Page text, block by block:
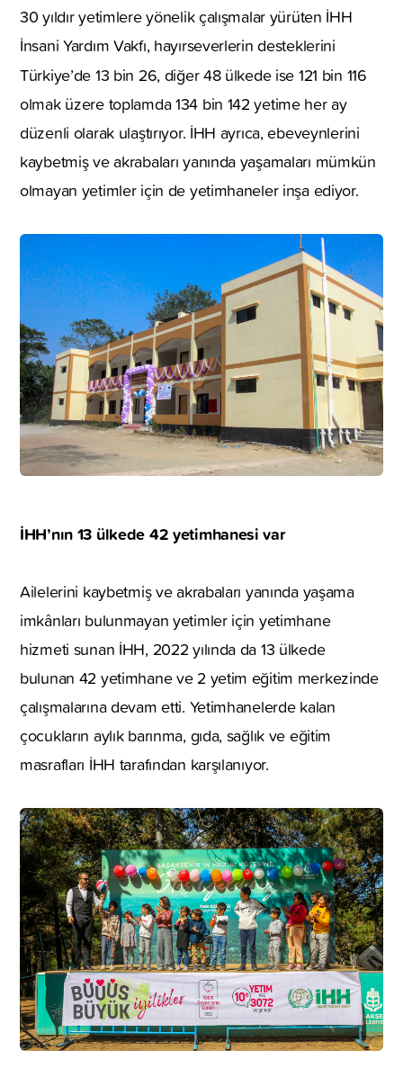
30 yıldır yetimlere yönelik çalışmalar yürüten İHH
İnsani Yardım Vakfı, hayırseverlerin desteklerini
Türkiye’de 13 bin 26, diğer 48 ülkede ise 121 bin 116
olmak üzere toplamda 134 bin 142 yetime her ay
düzenli olarak ulaştırıyor. İHH ayrıca, ebeveynlerini
kaybetmiş ve akrabaları yanında yaşamaları mümkün
olmayan yetimler için de yetimhaneler inşa ediyor.
İHH’nın 13 ülkede 42 yetimhanesi var
Ailelerini kaybetmiş ve akrabaları yanında yaşama
imkânları bulunmayan yetimler için yetimhane
hizmeti sunan İHH, 2022 yılında da 13 ülkede
bulunan 42 yetimhane ve 2 yetim eğitim merkezinde
çalışmalarına devam etti. Yetimhanelerde kalan
çocukların aylık barınma, gıda, sağlık ve eğitim
masrafları İHH tarafından karşılanıyor.